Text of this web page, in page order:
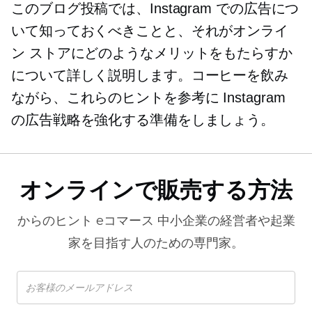
このブログ投稿では、Instagram での広告につ
いて知っておくべきことと、それがオンライ
ン ストアにどのようなメリットをもたらすか
について詳しく説明します。コーヒーを飲み
ながら、これらのヒントを参考に Instagram
の広告戦略を強化する準備をしましょう。
オンラインで販売する方法
からのヒント eコマース 中小企業の経営者や起業
家を目指す人のための専門家。